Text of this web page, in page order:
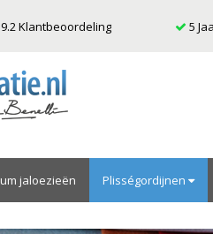
9.2 Klantbeoordeling 5
jaloezieën Plisségordijnen